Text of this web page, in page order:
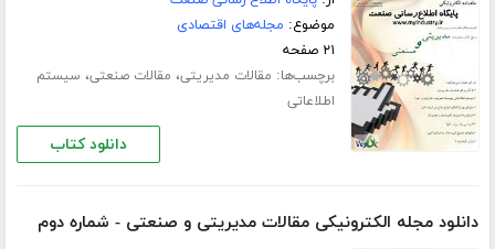
موضوع: مجله‌های اقتصادی
۲۱ صفحه
برچسب‌ها: مقالات مدیریتی، مقالات صنعتی، سیستم
اطلاعاتی
دانلود کتاب
دانلود مجله الکترونیکی مقالات مدیریتی و صنعتی - شماره دوم